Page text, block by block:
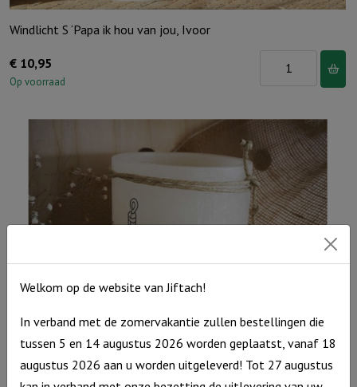
Windlicht S ‘Papa ik hou van jou, Ivoor
€ 10,95
Op voorraad
Windlicht
ik
hou
van
jou,
Ivoor
Windlicht M: “Een drievoudig snoer wordt niet spoedig…” Ivoor
Welkom op de website van Jiftach!
In verband met de zomervakantie zullen bestellingen die
tussen 5 en 14 augustus 2026 worden geplaatst, vanaf 18
augustus 2026 aan u worden uitgeleverd! Tot 27 augustus